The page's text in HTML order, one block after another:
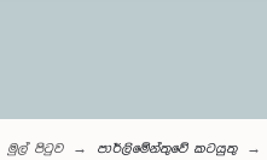
මුල් පිටුව පාර්ලිමේන්තුවේ කටයුතු